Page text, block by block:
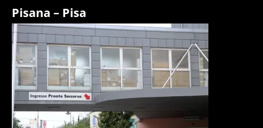
Pisana – Pisa